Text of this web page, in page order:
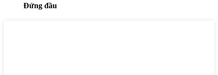
Đứng đầu